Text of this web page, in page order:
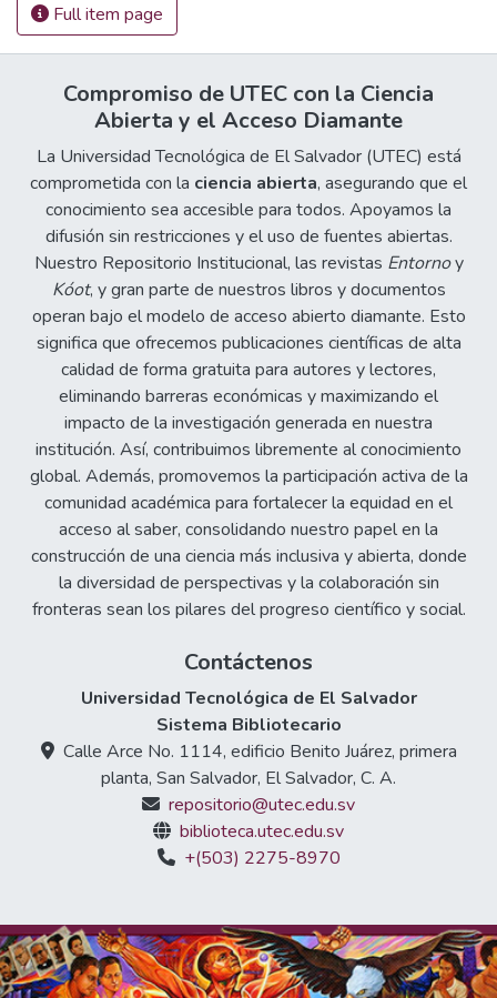
Full item page
Compromiso de UTEC con la Ciencia
Abierta y el Acceso Diamante
La Universidad Tecnológica de El Salvador (UTEC) está
comprometida con la ciencia abierta, asegurando que el
conocimiento sea accesible para todos. Apoyamos la
difusión sin restricciones y el uso de fuentes abiertas.
Nuestro Repositorio Institucional, las revistas Entornoy
Kóot, y gran parte de nuestros libros y documentos
operan bajo el modelo de acceso abierto diamante. Esto
significa que ofrecemos publicaciones científicas de alta
calidad de forma gratuita para autores y lectores,
eliminando barreras económicas y maximizando el
impacto de la investigación generada en nuestra
institución. Así, contribuimos libremente al conocimiento
global. Además, promovemos la participación activa de la
comunidad académica para fortalecer la equidad en el
acceso al saber, consolidando nuestro papel en la
construcción de una ciencia más inclusiva y abierta, donde
la diversidad de perspectivas y la colaboración sin
fronteras sean los pilares del progreso científico y social.
Contáctenos
Universidad Tecnológica de El Salvador
Sistema Bibliotecario
Calle Arce No. 1114, edificio Benito Juárez, primera
planta, San Salvador, El Salvador, C. A.
repositorio@utec.edu.sv
biblioteca.utec.edu.sv
+(503) 2275-8970